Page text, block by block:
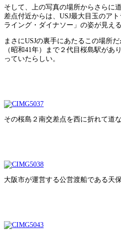
そして、上の写真の場所からさらに
差点付近からは、USJ最大目玉のア
ライング・ダイナソー」の姿が見える
まさにUSJの裏手にあたるこの場所
（昭和41年）まで２代目桜島駅があ
っていたらしい。
その桜島２南交差点を西に折れて道
大阪市が運営する公営渡船である天